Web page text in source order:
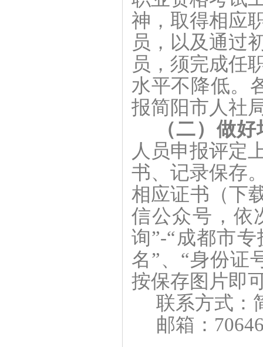
神，取得相应
员，以及通过
员，须完成任
水平不降低。
报简阳市人社
（二）做
人员申报评定
书、记录保存
相应证书（下
信公众号，依
询”-“成都市
名”、“身份证
按保存图片即
联系方式：
邮箱：